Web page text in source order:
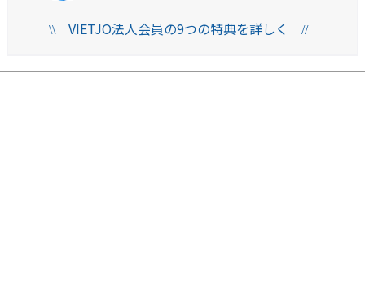
\\VIETJO法人会員の9つの特典を詳しく //